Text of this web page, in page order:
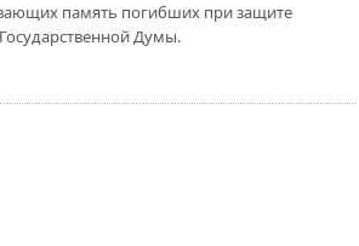
память погибших при защите
Думы.